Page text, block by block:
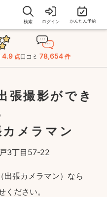
検索 ログイン かんたん予約
4.9 点口コミ 78,654 件
張撮影ができ
メラマン
3丁目57-22
出張カメラマン）なら
ださい。